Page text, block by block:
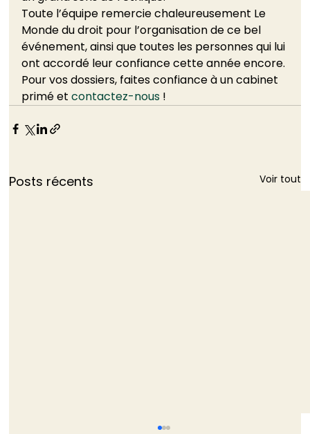
Toute l’équipe remercie chaleureusement Le
Monde du droit pour l’organisation de ce bel
événement, ainsi que toutes les personnes qui lui
ont accordé leur confiance cette année encore.
Pour vos dossiers, faites confiance à un cabinet
primé et contactez-nous !
Posts récents Voir tout